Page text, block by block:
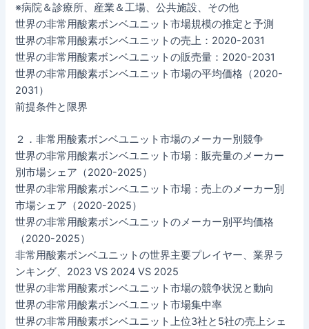
※病院＆診療所、産業＆工場、公共施設、その他
世界の非常用酸素ボンベユニット市場規模の推定と予測
世界の非常用酸素ボンベユニットの売上：2020-2031
世界の非常用酸素ボンベユニットの販売量：2020-2031
世界の非常用酸素ボンベユニット市場の平均価格（2020-
2031）
前提条件と限界
２．非常用酸素ボンベユニット市場のメーカー別競争
世界の非常用酸素ボンベユニット市場：販売量のメーカー
別市場シェア（2020-2025）
世界の非常用酸素ボンベユニット市場：売上のメーカー別
市場シェア（2020-2025）
世界の非常用酸素ボンベユニットのメーカー別平均価格
（2020-2025）
非常用酸素ボンベユニットの世界主要プレイヤー、業界ラ
ンキング、2023 VS 2024 VS 2025
世界の非常用酸素ボンベユニット市場の競争状況と動向
世界の非常用酸素ボンベユニット市場集中率
世界の非常用酸素ボンベユニット上位3社と5社の売上シェ